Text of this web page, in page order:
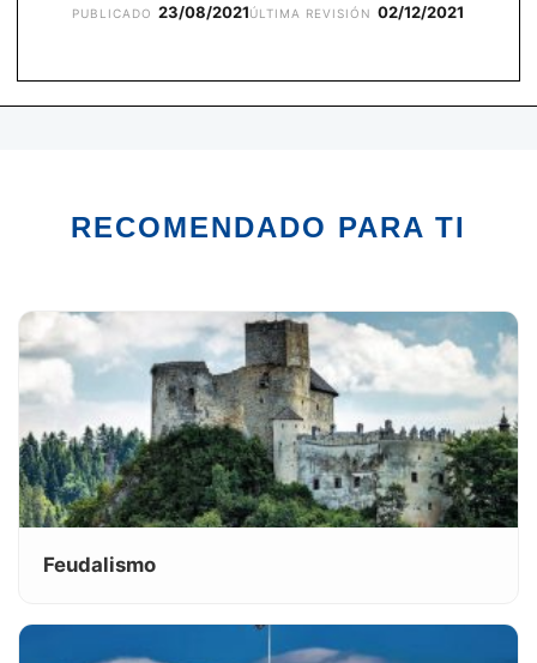
PUBLICADO 23/08/2021ÚLTIMA REVISIÓN 02/12/2021
RECOMENDADO PARA TI
Feudalismo